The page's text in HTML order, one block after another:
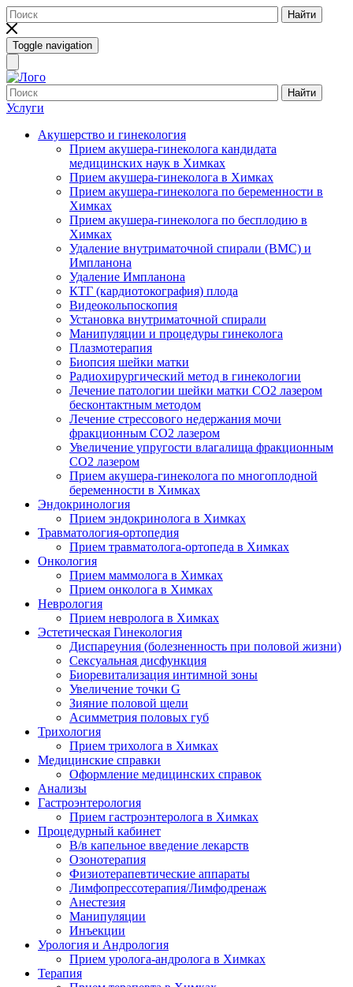
Найти
Toggle navigation
Найти
Услуги
Акушерство и гинекология
Прием акушера-гинеколога кандидата
медицинских наук в Химках
Прием акушера-гинеколога в Химках
Прием акушера-гинеколога по беременности в
Химках
Прием акушера-гинеколога по бесплодию в
Химках
Удаление внутриматочной спирали (ВМС) и
Импланона
Удаление Импланона
КТГ (кардиотокография) плода
Видеокольпоскопия
Установка внутриматочной спирали
Манипуляции и процедуры гинеколога
Плазмотерапия
Биопсия шейки матки
Радиохирургический метод в гинекологии
Лечение патологии шейки матки CO2 лазером
бесконтактным методом
Лечение стрессового недержания мочи
фракционным CO2 лазером
Увеличение упругости влагалища фракционным
CO2 лазером
Прием акушера-гинеколога по многоплодной
беременности в Химках
Эндокринология
Прием эндокринолога в Химках
Травматология-ортопедия
Прием травматолога-ортопеда в Химках
Онкология
Прием маммолога в Химках
Прием онколога в Химках
Неврология
Прием невролога в Химках
Эстетическая Гинекология
Диспареуния (болезненность при половой жизни)
Сексуальная дисфункция
Биоревитализация интимной зоны
Увеличение точки G
Зияние половой щели
Асимметрия половых губ
Трихология
Прием трихолога в Химках
Медицинские справки
Оформление медицинских справок
Анализы
Гастроэнтерология
Прием гастроэнтеролога в Химках
Процедурный кабинет
В/в капельное введение лекарств
Озонотерапия
Физиотерапевтические аппараты
Лимфопрессотерапия/Лимфодренаж
Анестезия
Манипуляции
Инъекции
Урология и Андрология
Прием уролога-андролога в Химках
Терапия